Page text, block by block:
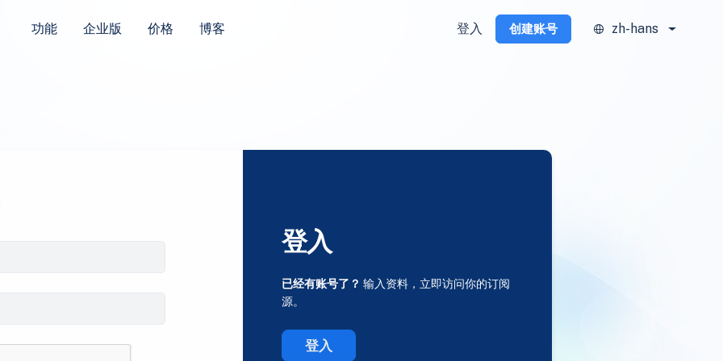
功能 企业版 价格 博客 登入 创建账号 zh-hans
登入
已经有账号了？ 输入资料，立即访问你的订阅
源。
登入